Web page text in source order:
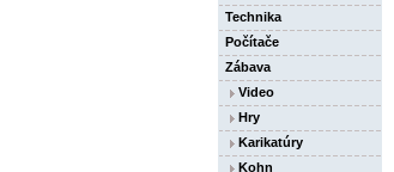
Technika
Počítače
Zábava
Video
Hry
Karikatúry
Kohn